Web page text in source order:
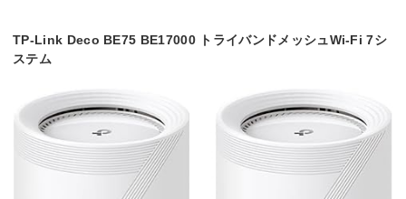
ビームフォー
◯ ◯ ◯ ◯
TP-Link Deco BE75 BE17000 トライバンドメッシュWi-Fi 7シ
ステム